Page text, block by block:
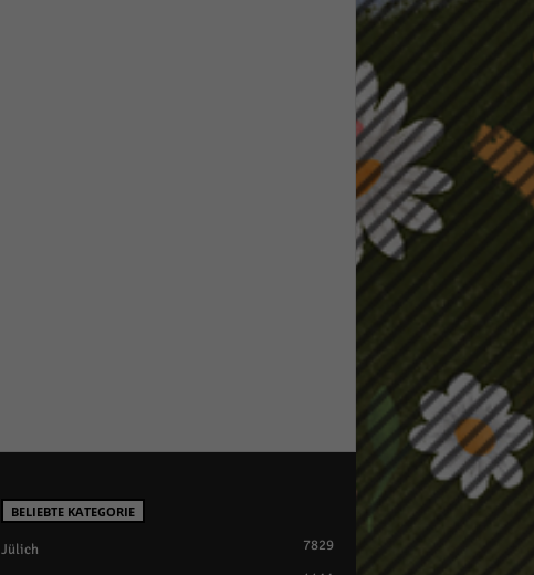
BELIEBTE KATEGORIE
Jülich 7829